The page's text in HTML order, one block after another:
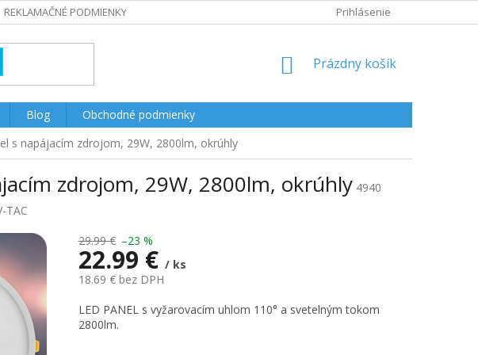
REKLAMAČNÉ PODMIENKY Prihlásenie
NÁKUPNÝ
Prázdny košík
Blog
Obchodné podmienky
s napájacím zdrojom, 29W, 2800lm, okrúhly
zdrojom, 29W, 2800lm, okrúhly 4940
TAC
29.99 € –23 %
22.99 € / ks
18.69 € bez DPH
cena:
LED PANEL s vyžarovacím uhlom 110° a svetelným tokom
2800lm.